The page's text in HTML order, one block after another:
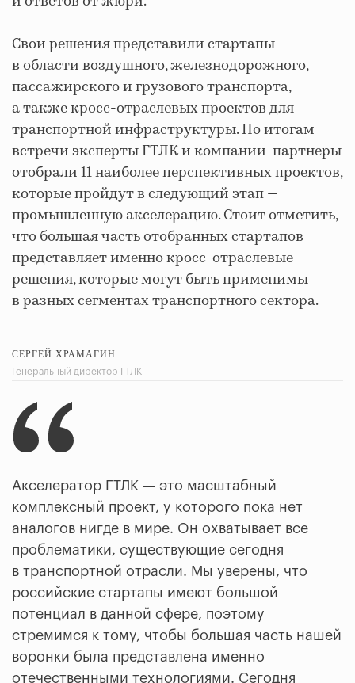
Свои решения представили стартапы
в области воздушного, железнодорожного,
пассажирского и грузового транспорта,
а также кросс-отраслевых проектов для
транспортной инфраструктуры. По итогам
встречи эксперты ГТЛК и компании-партнеры
отобрали 11 наиболее перспективных проектов,
которые пройдут в следующий этап —
промышленную акселерацию. Стоит отметить,
что большая часть отобранных стартапов
представляет именно кросс-отраслевые
решения, которые могут быть применимы
в разных сегментах транспортного сектора.
СЕРГЕЙ ХРАМАГИН
Генеральный директор ГТЛК
Акселератор ГТЛК — это масштабный
комплексный проект, у которого пока нет
аналогов нигде в мире. Он охватывает все
проблематики, существующие сегодня
в транспортной отрасли. Мы уверены, что
российские стартапы имеют большой
потенциал в данной сфере, поэтому
стремимся к тому, чтобы большая часть нашей
воронки была представлена именно
отечественными технологиями. Сегодня